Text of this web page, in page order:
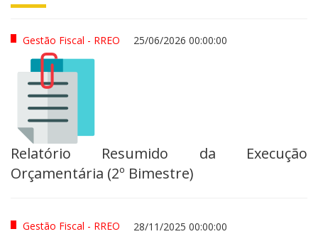
Gestão Fiscal - RREO 25/06/2026 00:00:00
Relatório Resumido da Execução
Orçamentária (2º Bimestre)
Gestão Fiscal - RREO 28/11/2025 00:00:00